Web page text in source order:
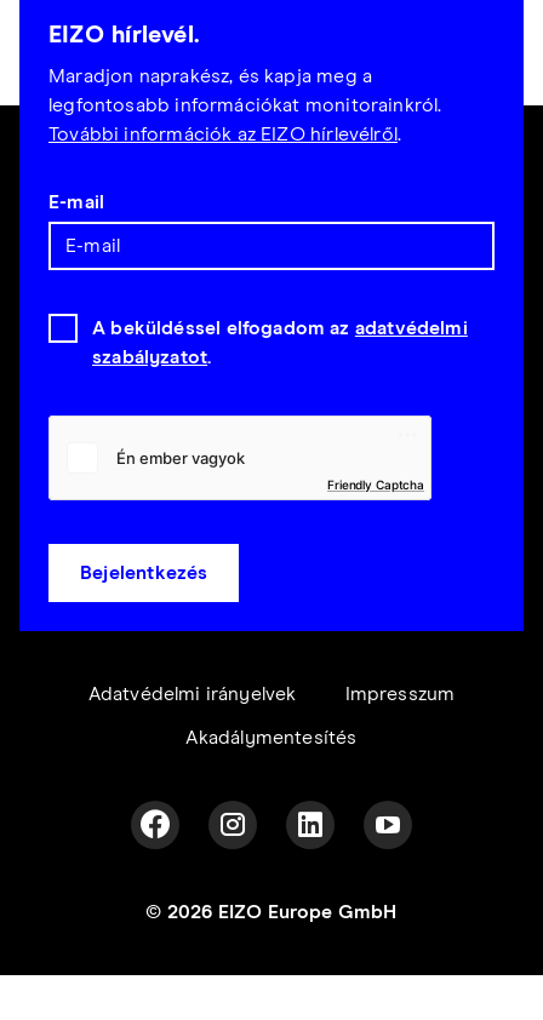
EIZO hírlevél.
Maradjon naprakész, és kapja meg a
legfontosabb információkat monitorainkról.
További információk az EIZO hírlevélről.
E-mail
A beküldéssel elfogadom az adatvédelmi
szabályzatot.
Friendly Captcha
Bejelentkezés
Adatvédelmi irányelvek Impresszum
Akadálymentesítés
© 2026 EIZO Europe GmbH